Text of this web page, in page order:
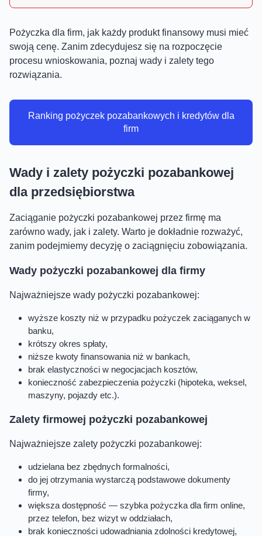
Pożyczka dla firm, jak każdy produkt finansowy musi mieć
swoją cenę. Zanim zdecydujesz się na rozpoczęcie
procesu wnioskowania, poznaj wady i zalety tego
rozwiązania.
Ranking pożyczek pozabankowych i kredytów dla
firm
Wady i zalety pożyczki pozabankowej
dla przedsiębiorstwa
Zaciąganie pożyczki pozabankowej przez firmę ma
zarówno wady, jak i zalety. Warto je dokładnie rozważyć,
zanim podejmiemy decyzję o zaciągnięciu zobowiązania.
Wady pożyczki pozabankowej dla firmy
Najważniejsze wady pożyczki pozabankowej:
wyższe koszty niż w przypadku pożyczek zaciąganych w
banku,
krótszy okres spłaty,
niższe kwoty finansowania niż w bankach,
brak elastyczności w negocjacjach kosztów,
konieczność zabezpieczenia pożyczki (hipoteka, weksel,
maszyny, pojazdy etc.).
Zalety firmowej pożyczki pozabankowej
Najważniejsze zalety pożyczki pozabankowej:
udzielana bez zbędnych formalności,
do jej otrzymania wystarczą podstawowe dokumenty
firmy,
większa dostępność — szybka pożyczka dla firm online,
przez telefon, bez wizyt w oddziałach,
brak konieczności udowadniania zdolności kredytowej,